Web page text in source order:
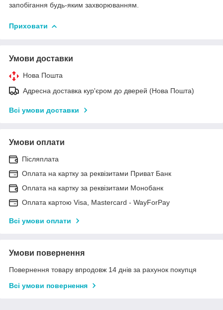
запобігання будь-яким захворюванням.
Приховати
Умови доставки
Нова Пошта
Адресна доставка кур'єром до дверей (Нова Пошта)
Всі умови доставки
Умови оплати
Післяплата
Оплата на картку за реквізитами Приват Банк
Оплата на картку за реквізитами Монобанк
Оплата картою Visa, Mastercard - WayForPay
Всі умови оплати
Умови повернення
Повернення товару впродовж 14 днів за рахунок покупця
Всі умови повернення